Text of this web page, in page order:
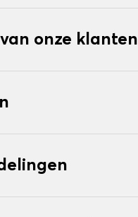
van onze klanten